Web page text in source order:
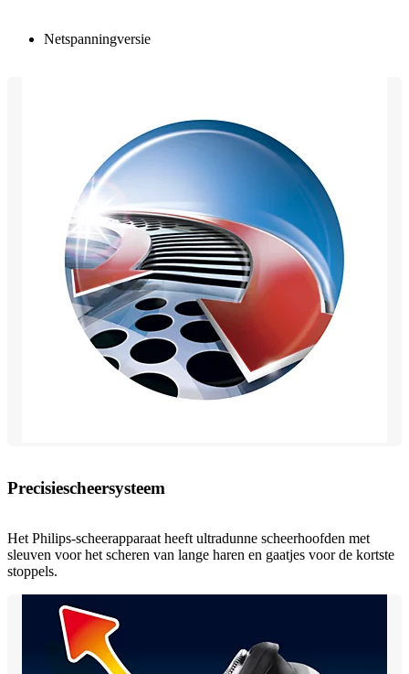
Netspanningversie
Precisiescheersysteem
Het Philips-scheerapparaat heeft ultradunne scheerhoofden met
sleuven voor het scheren van lange haren en gaatjes voor de kortste
stoppels.